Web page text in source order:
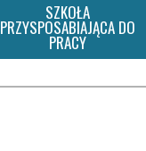
SZKOŁA
PRZYSPOSABIAJĄCA DO
PRACY